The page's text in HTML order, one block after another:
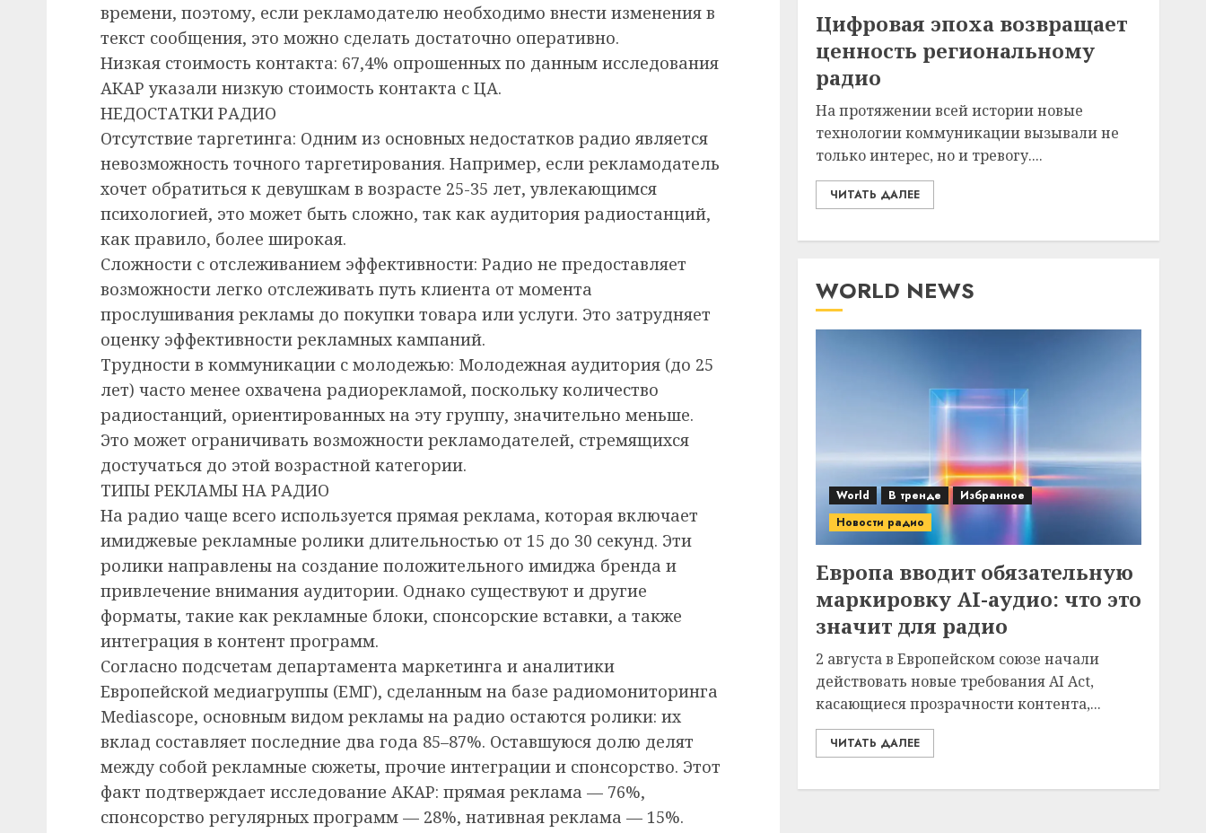
времени, поэтому, если рекламодателю необходимо внести изменения в
текст сообщения, это можно сделать достаточно оперативно.
Низкая стоимость контакта: 67,4% опрошенных по данным исследования
АКАР указали низкую стоимость контакта с ЦА.
НЕДОСТАТКИ РАДИО
Отсутствие таргетинга: Одним из основных недостатков радио является
невозможность точного таргетирования. Например, если рекламодатель
хочет обратиться к девушкам в возрасте 25-35 лет, увлекающимся
психологией, это может быть сложно, так как аудитория радиостанций,
как правило, более широкая.
Сложности с отслеживанием эффективности: Радио не предоставляет
возможности легко отслеживать путь клиента от момента
прослушивания рекламы до покупки товара или услуги. Это затрудняет
оценку эффективности рекламных кампаний.
Трудности в коммуникации с молодежью: Молодежная аудитория (до 25
лет) часто менее охвачена радиорекламой, поскольку количество
радиостанций, ориентированных на эту группу, значительно меньше.
Это может ограничивать возможности рекламодателей, стремящихся
достучаться до этой возрастной категории.
ТИПЫ РЕКЛАМЫ НА РАДИО
На радио чаще всего используется прямая реклама, которая включает
имиджевые рекламные ролики длительностью от 15 до 30 секунд. Эти
ролики направлены на создание положительного имиджа бренда и
привлечение внимания аудитории. Однако существуют и другие
форматы, такие как рекламные блоки, спонсорские вставки, а также
интеграция в контент программ.
Согласно подсчетам департамента маркетинга и аналитики
Европейской медиагруппы (ЕМГ), сделанным на базе радиомониторинга
Mediascope, основным видом рекламы на радио остаются ролики: их
вклад составляет последние два года 85–87%. Оставшуюся долю делят
между собой рекламные сюжеты, прочие интеграции и спонсорство. Этот
факт подтверждает исследование АКАР: прямая реклама — 76%,
спонсорство регулярных программ — 28%, нативная реклама — 15%.
Цифровая эпоха возвращает
ценность региональному
радио
На протяжении всей истории новые
технологии коммуникации вызывали не
только интерес, но и тревогу....
ЧИТАТЬ ДАЛЕЕ
WORLD NEWS
World В тренде
Избранное
Новости радио
Европа вводит обязательную
маркировку AI-аудио: что это
значит для радио
2 августа в Европейском союзе начали
действовать новые требования AI Act,
касающиеся прозрачности контента,...
ЧИТАТЬ ДАЛЕЕ